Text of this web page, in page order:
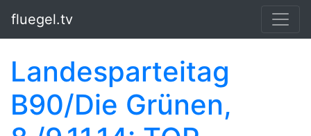
fluegel.tv
Landesparteitag
B90/Die Grünen,